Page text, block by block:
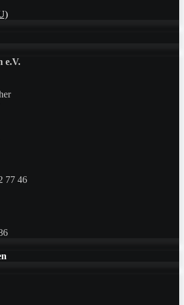
e.V.
77 46